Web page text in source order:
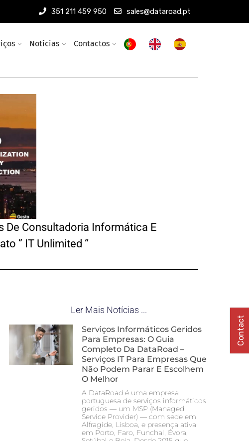
351 211 459 950 sales@dataroad.pt
Notícias Contactos
De Consultadoria Informática E
” IT Unlimited “
Ler Mais Notícias ...
Serviços Informáticos Geridos
Para Empresas: O Guia
Completo Da DataRoad –
Serviços IT Para Empresas Que
Não Podem Parar E Escolhem
O Melhor
A DataRoad é uma empresa
portuguesa de serviços informáticos
geridos — um MSP (Managed
Service Provider) — com sede em
Alfragide, Lisboa, e presença ativa
em Porto, Faro, Funchal, Évora,
Contact